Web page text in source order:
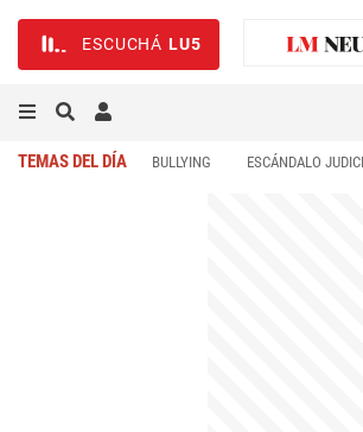
ESCUCHÁ LU5
TEMAS DEL DÍA BULLYING ESCÁNDALO